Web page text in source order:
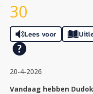
30
Lees voor
20-4-2026
Vandaag hebben